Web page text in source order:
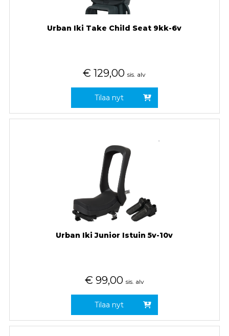
Urban Iki Take Child Seat 9kk-6v
€ 129,00 sis. alv
Tilaa nyt
Urban Iki Junior Istuin 5v-10v
€ 99,00 sis. alv
Tilaa nyt